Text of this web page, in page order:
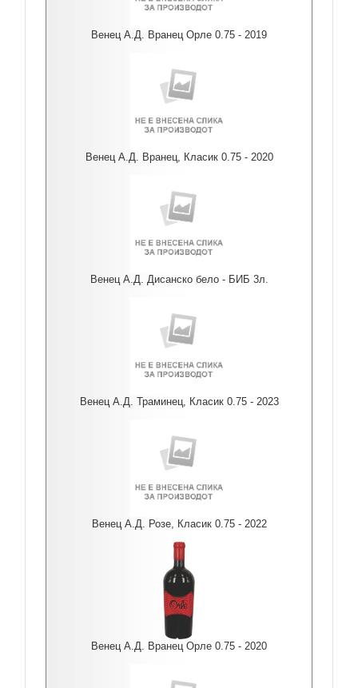
Венец А.Д. Вранец Орле 0.75 - 2019
Венец А.Д. Вранец, Класик 0.75 - 2020
Венец А.Д. Дисанско бело - БИБ 3л.
Венец А.Д. Траминец, Класик 0.75 - 2023
Венец А.Д. Розе, Класик 0.75 - 2022
Венец А.Д. Вранец Орле 0.75 - 2020